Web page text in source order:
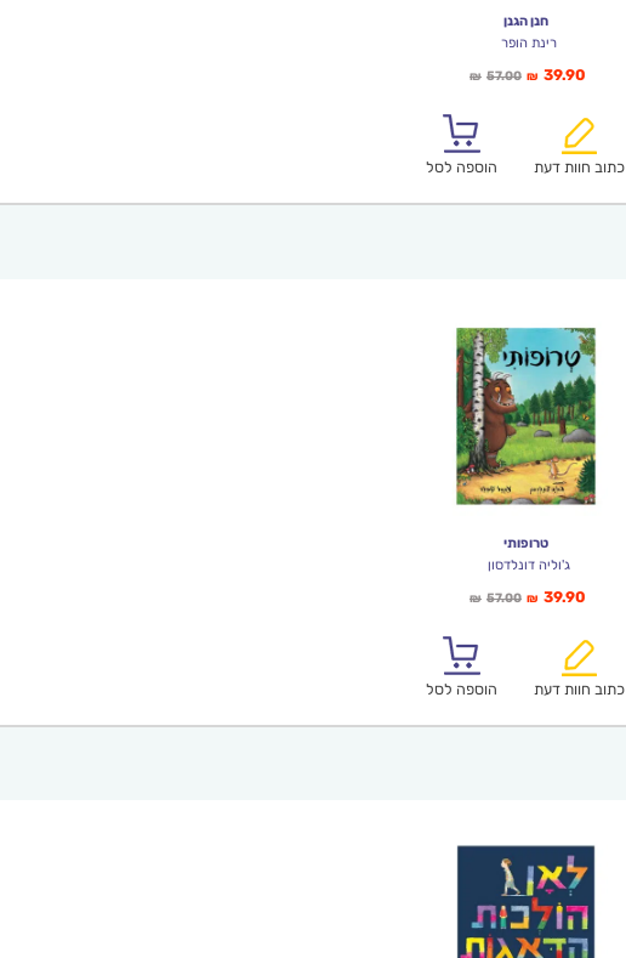
חנן הגנן
רינת הופר
₪ 57.00המחיר
₪57.00.
₪ 39.90
הוא:
כתוב חוות דעת
הוספה לסל
טרופותי
ג'וליה דונלדסון
₪ 57.00המחיר
₪57.00.
₪ 39.90
הוא:
כתוב חוות דעת
הוספה לסל